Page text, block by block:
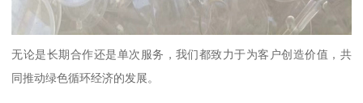
无论是长期合作还是单次服务，我们都致力于为客户创造价值，共
同推动绿色循环经济的发展。